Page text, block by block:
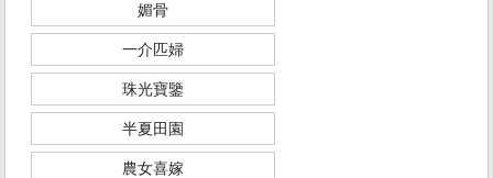
媚骨
一介匹婦
珠光寶鑒
半夏田園
農女喜嫁